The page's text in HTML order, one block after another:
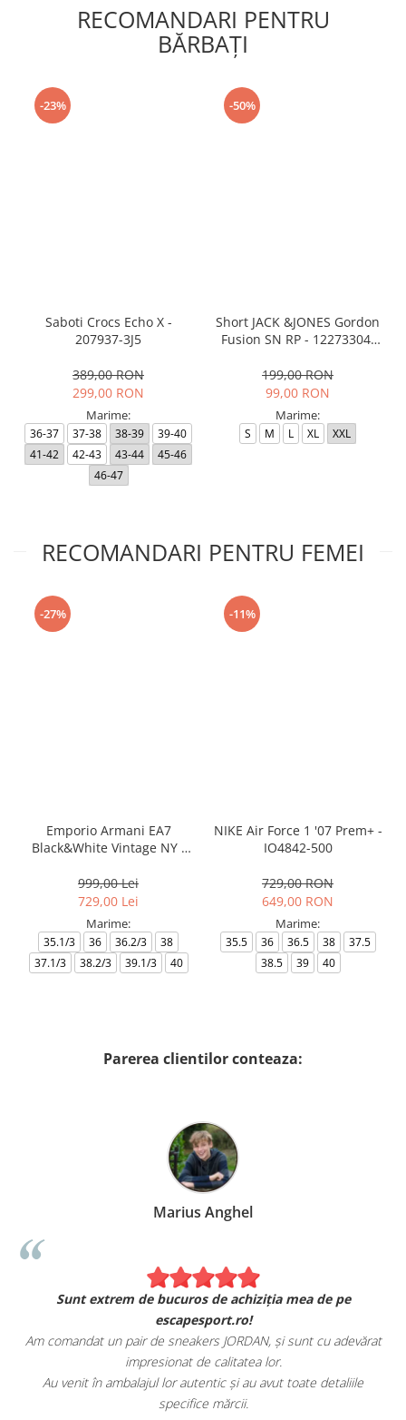
RECOMANDARI PENTRU
BĂRBAŢI
-23%
Saboti Crocs Echo X -
207937-3J5
389,00 RON
299,00 RON
Marime:
36-37 37-38 38-39
39-40
41-42
42-43 43-44
45-46
46-47
-50%
Short JACK &JONES Gordon
Fusion SN RP - 12273304-
199,00 RON
99,00 RON
Marime:
S M L XL XXL
RECOMANDARI PENTRU FEMEI
-27%
Emporio Armani EA7
Black&White Vintage NY -
999,00 Lei
729,00 Lei
Marime:
35.1/3 36 36.2/3
38
37.1/3
38.2/3 39.1/3 40
-11%
NIKE Air Force 1 '07 Prem+ -
IO4842-500
729,00 RON
649,00 RON
Marime:
35.5 36 36.5 38
37.5
38.5
39 40
Parerea clientilor conteaza:
Marius Anghel
Sunt extrem de bucuros de achiziția mea de pe
escapesport.ro!
Am comandat un pair de sneakers JORDAN, și sunt cu adevărat
impresionat de calitatea lor.
Au venit în ambalajul lor autentic și au avut toate detaliile
specifice mărcii.